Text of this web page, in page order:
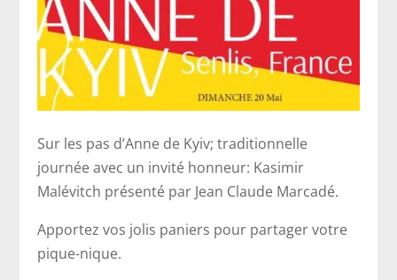
Sur les pas d’Anne de Kyiv; traditionnelle
journée avec un invité honneur: Kasimir
Malévitch présenté par Jean Claude Marcadé.
Apportez vos jolis paniers pour partager votre
pique-nique.